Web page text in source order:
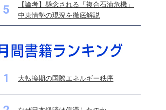
5
【論考】懸念される「複合石油危機」
中東情勢の現況を徹底解説
1 大転換期の国際エネルギー秩序